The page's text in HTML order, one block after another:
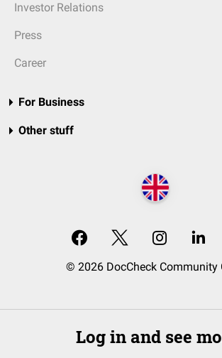
Investor Relations
Press
Career
For Business
Other stuff
© 2026 DocCheck Community
Log in and see